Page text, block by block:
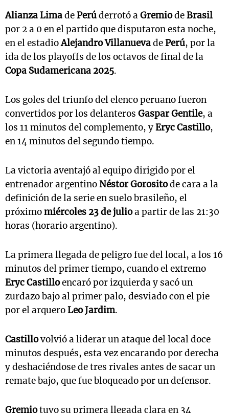
Alianza LimadePerúderrotó aGremiodeBrasil
por 2 a 0 en el partido que disputaron esta noche,
en el estadioAlejandro VillanuevadePerú, por la
ida de los playoffs de los octavos de final de la
Copa Sudamericana 2025.
Los goles del triunfo del elenco peruano fueron
convertidos por los delanteros Gaspar Gentile, a
los 11 minutos del complemento, yEryc Castillo,
en 14 minutos del segundo tiempo.
La victoria aventajó al equipo dirigido por el
entrenador argentinoNéstor Gorositode cara a la
definición de la serie en suelo brasileño, el
próximomiércoles 23 de julioa partir de las 21:30
horas (horario argentino).
La primera llegada de peligro fue del local, a los 16
minutos del primer tiempo, cuando el extremo
Eryc Castilloencaró por izquierda y sacó un
zurdazo bajo al primer palo, desviado con el pie
por el arqueroLeo Jardim.
Castillovolvió a liderar un ataque del local doce
minutos después, esta vez encarando por derecha
y deshaciéndose de tres rivales antes de sacar un
remate bajo, que fue bloqueado por un defensor.
Gremiotuvo su primera llegada clara en 34
Mundial 2026
La Sole en
Cadena 3